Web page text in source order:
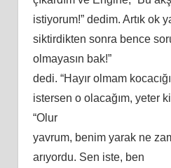
istiyorum!” dedim. Artık ok
siktirdikten sonra bence
olmayasın bak!”
dedi. “Hayır olmam
istersen o olacağım, yeter
“Olur
yavrum, benim yarak ne
arıyordu. Sen iste, ben